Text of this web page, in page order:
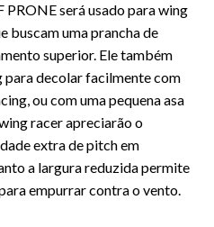
PRONE será usado para wing
buscam uma prancha de
superior. Ele também
decolar facilmente com
ou com uma pequena asa
racer apreciarão o
extra de pitch em
a largura reduzida permite
empurrar contra o vento.